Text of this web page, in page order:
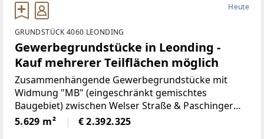
Heute
GRUNDSTÜCK 4060 LEONDING
Gewerbegrundstücke in Leonding -
Kauf mehrerer Teilflächen möglich
Zusammenhängende Gewerbegrundstücke mit
Widmung "MB" (eingeschränkt gemischtes
Baugebiet) zwischen Welser Straße & Paschinger
Straße nahe der Gemeindegrenze zu Linz.Die drei
Grundstück können einzeln oder gesamt erworben
5.629 m² € 2.392.325